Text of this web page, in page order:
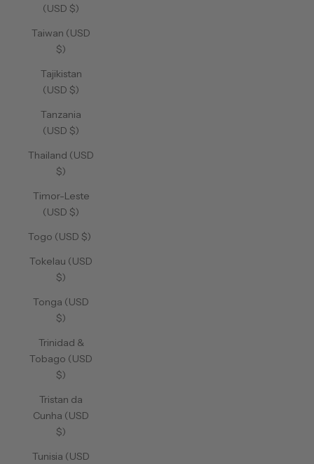
(USD $)
Taiwan (USD
$)
Tajikistan
(USD $)
Tanzania
(USD $)
Thailand (USD
$)
Timor-Leste
(USD $)
Togo (USD $)
Tokelau (USD
$)
Tonga (USD
$)
Trinidad &
Tobago (USD
$)
Tristan da
Cunha (USD
$)
Tunisia (USD